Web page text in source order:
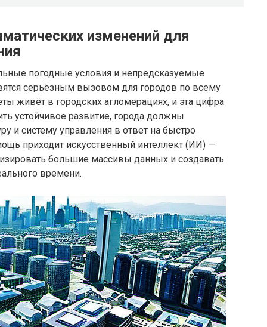
изменений для
погодные условия и непредсказуемые
серьёзным вызовом для городов по всему
живёт в городских агломерациях, и эта цифра
устойчивое развитие, города должны
и систему управления в ответ на быстро
приходит искусственный интеллект (ИИ) —
большие массивы данных и создавать
времени.